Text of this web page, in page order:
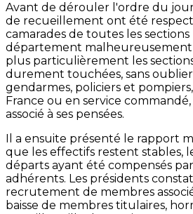
Avant de dérouler l'ordre du
de recueillement ont été
camarades de toutes les sections
département malheureusement
plus particulièrement les sections
durement touchées, sans oublier
gendarmes, policiers et
France ou en service commandé,
associé à ses pensées.
Il a ensuite présenté le rapport
que les effectifs restent stables,
départs ayant été compensés
adhérents. Les présidents
recrutement de membres
baisse de membres titulaires,